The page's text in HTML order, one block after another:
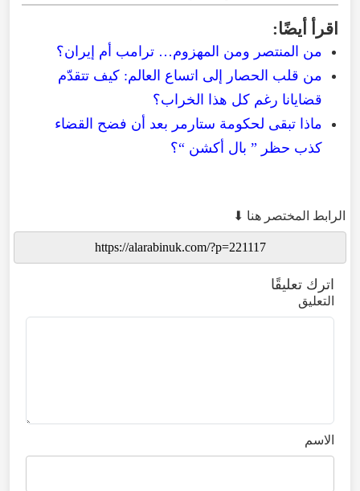
اقرأ أيضًا:
من المنتصر ومن المهزوم… ترامب أم إيران؟
من قلب الحصار إلى اتساع العالم: كيف تتقدّم
قضايانا رغم كل هذا الخراب؟
ماذا تبقى لحكومة ستارمر بعد أن فضح القضاء
كذب حظر ” بال أكشن “؟
الرابط المختصر هنا ⬇
اترك تعليقًا
التعليق
الاسم